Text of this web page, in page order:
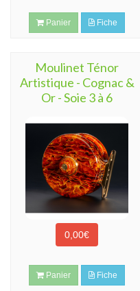
Panier Fiche
Moulinet Ténor
Artistique - Cognac &
Or - Soie 3 à 6
0,00€
Panier Fiche